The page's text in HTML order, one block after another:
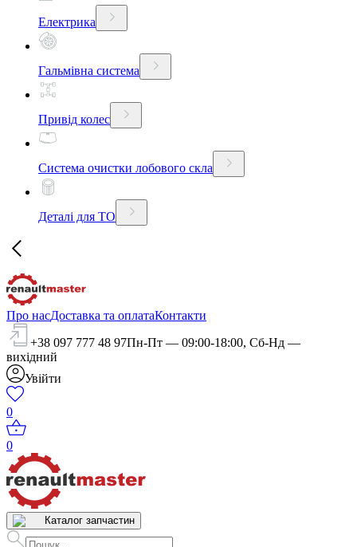
Електрика
Гальмівна система
Привід колес
Система очистки лобового скла
Деталі для ТО
Про насДоставка та оплатаКонтакти
+38 097 777 48 97Пн-Пт — 09:00-18:00, Сб-Нд —
вихідний
Увійти
0
0
Каталог запчастин